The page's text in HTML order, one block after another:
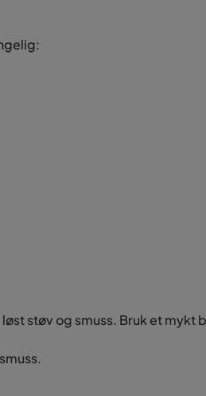
støv og smuss. Bruk et mykt